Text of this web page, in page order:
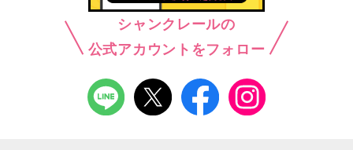
シャンクレールの
公式アカウントをフォロー